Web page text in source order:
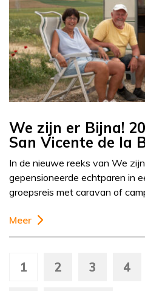
We zijn er Bijna!
San Vicente de la
In de nieuwe reeks van We
gepensioneerde echtparen in
groepsreis met caravan of
Meer
1 2 3 4